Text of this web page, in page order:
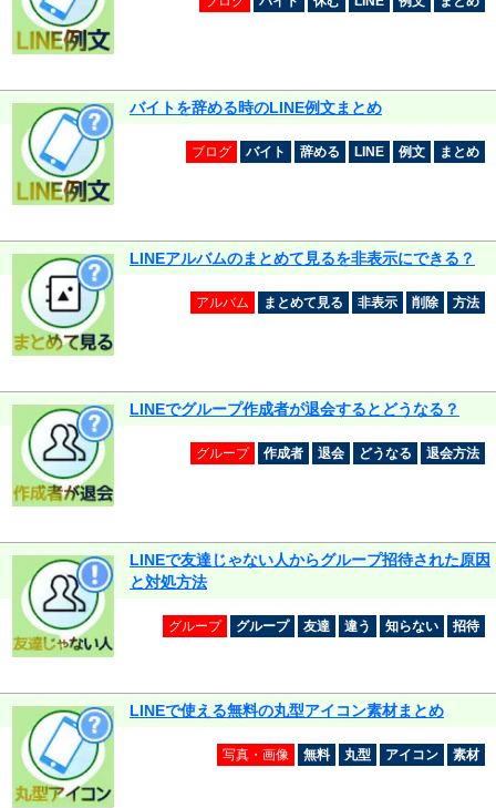
バイトを辞める時のLINE例文まとめ
ブログ バイト 辞める LINE 例文 まとめ
LINEアルバムのまとめて見るを非表示にできる？
アルバム まとめて見る 非表示 削除 方法
LINEでグループ作成者が退会するとどうなる？
グループ 作成者 退会 どうなる 退会方法
LINEで友達じゃない人からグループ招待された原因
と対処方法
グループ グループ 友達 違う 知らない 招待
LINEで使える無料の丸型アイコン素材まとめ
写真・画像 無料 丸型 アイコン 素材